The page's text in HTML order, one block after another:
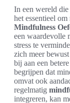
In een wereld
het essentieel
Mindfulness
een waardevolle
stress te
zich meer
bij aan een
begrijpen dat
omvat ook
regelmatig
integreren, kan